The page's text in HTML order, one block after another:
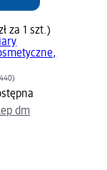
za 1 szt.)
dm